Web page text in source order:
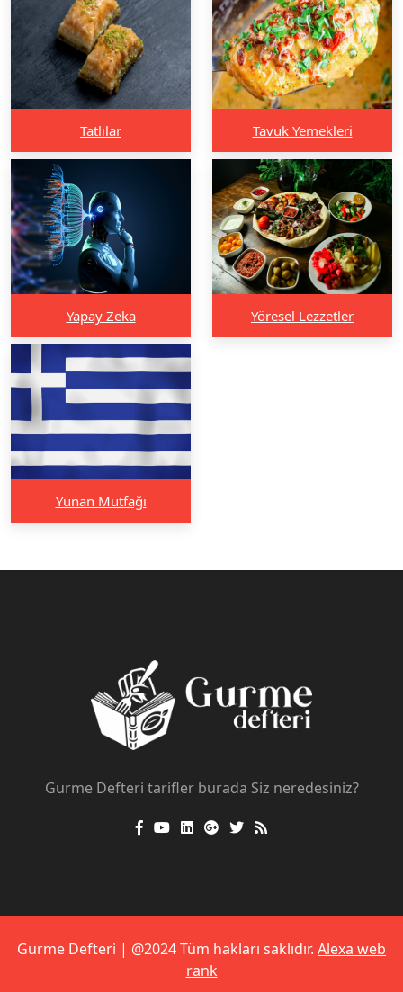
Tatlılar Tavuk Yemekleri
Yapay Zeka Yöresel Lezzetler
Yunan Mutfağı
Gurme Defteri tarifler burada Siz neredesiniz?
Gurme Defteri | @2024 Tüm hakları saklıdır. Alexa web
rank